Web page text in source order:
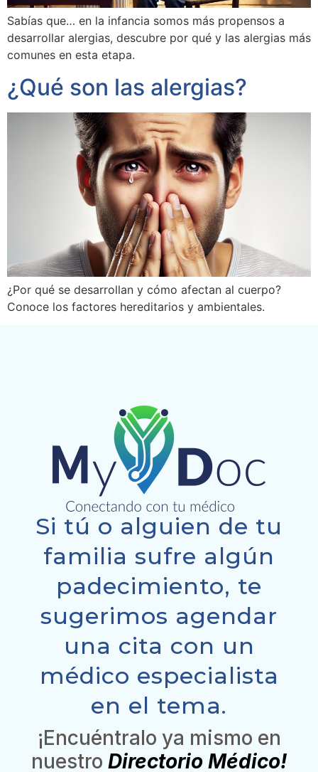
Sabías que… en la infancia somos más propensos a
desarrollar alergias, descubre por qué y las alergias más
comunes en esta etapa.
¿Qué son las alergias?
¿Por qué se desarrollan y cómo afectan al cuerpo?
Conoce los factores hereditarios y ambientales.
Si tú o alguien de tu
familia sufre algún
padecimiento, te
sugerimos agendar
una cita con un
médico especialista
en el tema.
¡Encuéntralo ya mismo en
nuestro Directorio Médico!